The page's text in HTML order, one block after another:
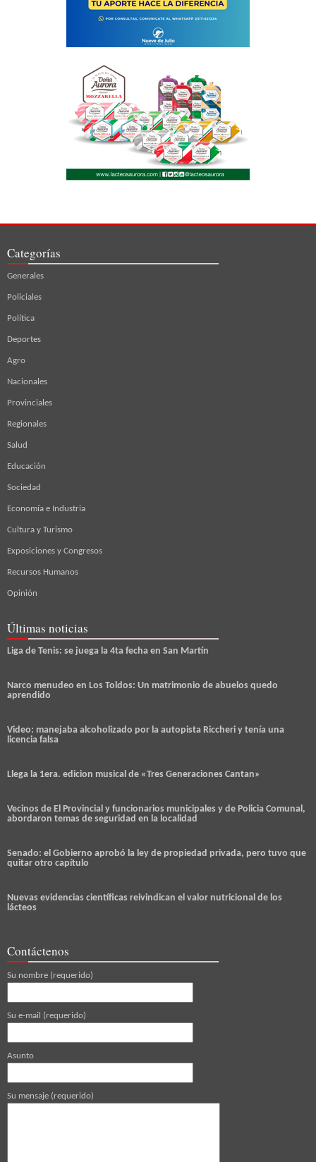
Categorías
Generales
Policiales
Política
Deportes
Agro
Nacionales
Provinciales
Regionales
Salud
Educación
Sociedad
Economía e Industria
Cultura y Turismo
Exposiciones y Congresos
Recursos Humanos
Opinión
Últimas noticias
Liga de Tenis: se juega la 4ta fecha en San Martín
Narco menudeo en Los Toldos: Un matrimonio de abuelos quedo
aprendido
Video: manejaba alcoholizado por la autopista Riccheri y tenía una
licencia falsa
Llega la 1era. edicion musical de «Tres Generaciones Cantan»
Vecinos de El Provincial y funcionarios municipales y de Policia Comunal,
abordaron temas de seguridad en la localidad
Senado: el Gobierno aprobó la ley de propiedad privada, pero tuvo que
quitar otro capítulo
Nuevas evidencias científicas reivindican el valor nutricional de los
lácteos
Contáctenos
Su nombre (requerido)
Su e-mail (requerido)
Asunto
Su mensaje (requerido)